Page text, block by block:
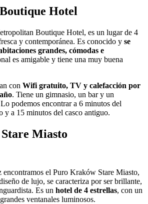
Hotel
Boutique Hotel, es un lugar de 4
y contemporánea. Es conocido y se
grandes, cómodas e
es amigable y tiene una muy buena
con Wifi gratuito, TV y calefacción por
. Tiene un gimnasio, un bar y un
podemos encontrar a 6 minutos del
y a 15 minutos del casco antiguo.
Miasto
el Puro Kraków Stare Miasto,
de lujo, se caracteriza por ser brillante,
Es un hotel de 4 estrellas, con un
ventanales luminosos.